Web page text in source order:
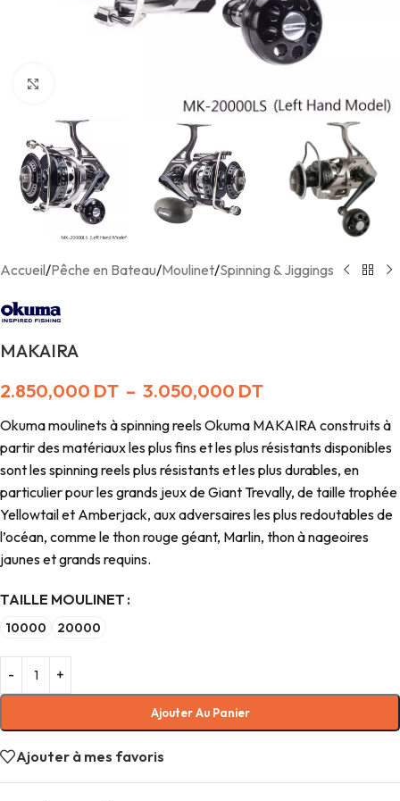
Accueil/Pêche en Bateau/Moulinet/Spinning & Jiggings
MAKAIRA
2.850,000 DT – 3.050,000 DT
Okuma moulinets à spinning reels Okuma MAKAIRA construits à
partir des matériaux les plus fins et les plus résistants disponibles
sont les spinning reels plus résistants et les plus durables, en
particulier pour les grands jeux de Giant Trevally, de taille trophée
Yellowtail et Amberjack, aux adversaires les plus redoutables de
l’océan, comme le thon rouge géant, Marlin, thon à nageoires
jaunes et grands requins.
TAILLE MOULINET
10000 20000
Ajouter Au Panier
Ajouter à mes favoris